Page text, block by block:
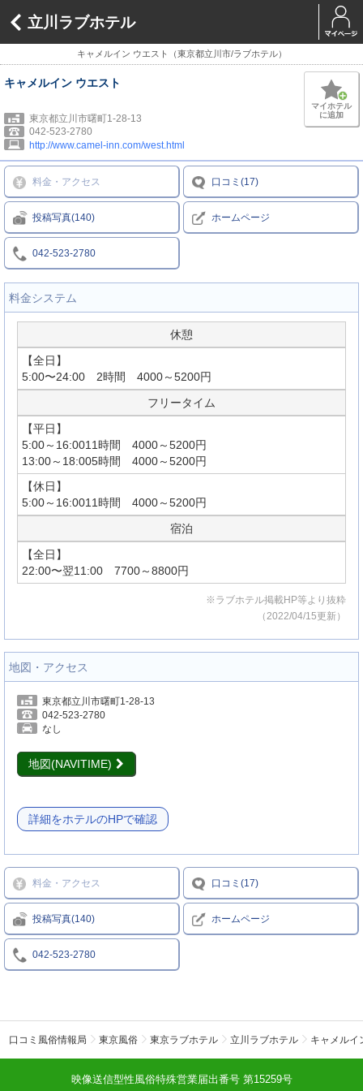
立川ラブホテル
キャメルイン ウエスト（東京都立川市/ラブホテル）
キャメルイン ウエスト
東京都立川市曙町1-28-13
042-523-2780
http://www.camel-inn.com/west.html
マイホテル
に追加
料金・アクセス 口コミ(17)
投稿写真(140) ホームページ
042-523-2780
料金システム
休憩
【全日】
5:00〜24:00 2時間 4000～5200円
フリータイム
【平日】
5:00～16:0011時間 4000～5200円
13:00～18:005時間 4000～5200円
【休日】
5:00～16:0011時間 4000～5200円
宿泊
【全日】
22:00〜翌11:00 7700～8800円
※ラブホテル掲載HP等より抜粋
（2022/04/15更新）
地図・アクセス
東京都立川市曙町1-28-13
042-523-2780
なし
地図(NAVITIME)
詳細をホテルのHPで確認
料金・アクセス 口コミ(17)
投稿写真(140) ホームページ
042-523-2780
口コミ風俗情報局 東京風俗 東京ラブホテル 立川ラブホテル キャメルイ
映像送信型性風俗特殊営業届出番号 第15259号